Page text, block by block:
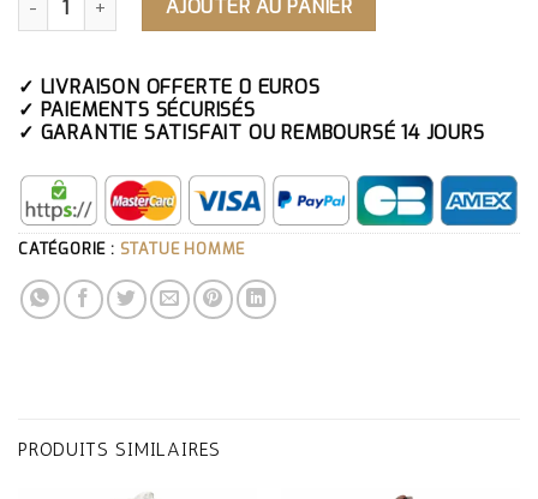
AJOUTER AU PANIER
✓ LIVRAISON OFFERTE 0 EUROS
✓ PAIEMENTS SÉCURISÉS
✓ GARANTIE SATISFAIT OU REMBOURSÉ 14 JOURS
CATÉGORIE : STATUE HOMME
PRODUITS SIMILAIRES